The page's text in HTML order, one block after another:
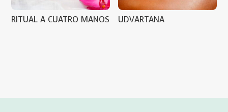
RITUAL A CUATRO MANOS UDVARTANA